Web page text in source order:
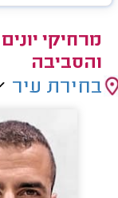
מרחיקי
והסביבה
בחירת עיר